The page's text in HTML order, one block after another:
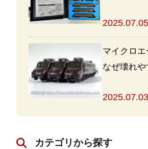
2025.07.05
マイクロ
なぜ壊れ
2025.07.03
カテゴリから探す